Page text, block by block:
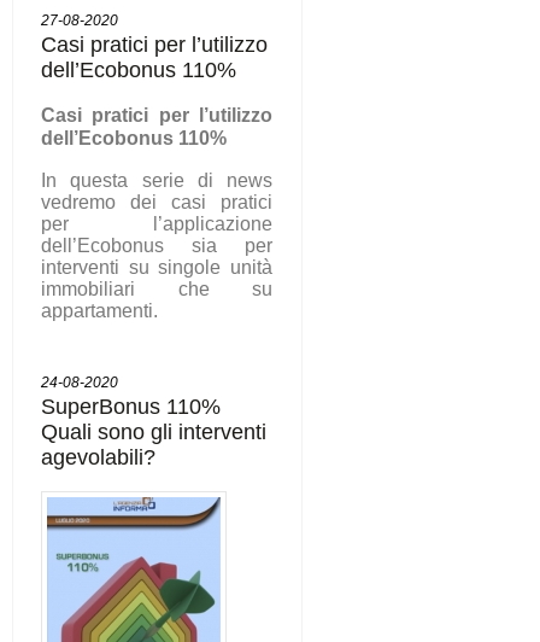
27-08-2020
Casi pratici per l’utilizzo
dell’Ecobonus 110%
Casi pratici per l’utilizzo
dell’Ecobonus 110%
In questa serie di news
vedremo dei casi pratici
per l’applicazione
dell’Ecobonus sia per
interventi su singole unità
immobiliari che su
appartamenti.
24-08-2020
SuperBonus 110%
Quali sono gli interventi
agevolabili?